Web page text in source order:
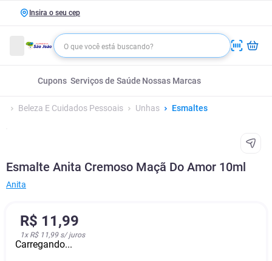
Insira o seu cep
Cupons Serviços de Saúde Nossas Marcas
Beleza E Cuidados Pessoais Unhas Esmaltes
Esmalte Anita Cremoso Maçã Do Amor 10ml
Anita
R$ 11,99
1x R$ 11,99s/ juros
Carregando...